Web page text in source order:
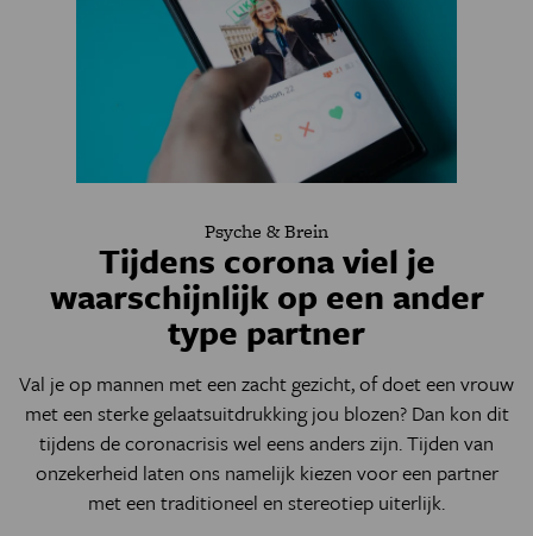
Psyche & Brein
Tijdens corona viel je
waarschijnlijk op een ander
type partner
Val je op mannen met een zacht gezicht, of doet een vrouw
met een sterke gelaatsuitdrukking jou blozen? Dan kon dit
tijdens de coronacrisis wel eens anders zijn. Tijden van
onzekerheid laten ons namelijk kiezen voor een partner
met een traditioneel en stereotiep uiterlijk.